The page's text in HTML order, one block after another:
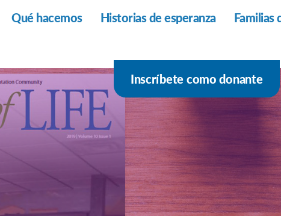
Qué hacemos Historias de esperanza Familias
Inscríbete como donante